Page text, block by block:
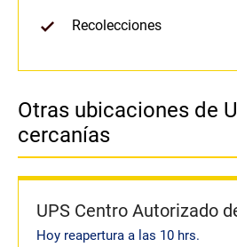
Recolecciones
Otras ubicaciones de
cercanías
UPS Centro Autorizado
Hoy reapertura a las 10 hrs.